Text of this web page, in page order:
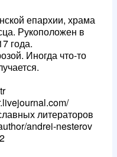
епархии, храма
Рукоположен в
года.
Иногда что-то
литераторов
andrei-nesterov